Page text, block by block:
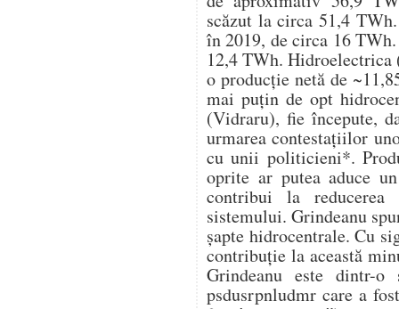
scăzut la circa 51,4
în 2019, de circa 16
12,4 TWh.
o producție netă de
mai puțin de opt
(Vidraru), fie începute,
urmarea contestațiilor
cu unii politicieni*.
oprite ar putea aduce
contribui la
sistemului. Grindeanu
șapte hidrocentrale. Cu
contribuție la această
Grindeanu este dintr-
psdusrpnludmr care a